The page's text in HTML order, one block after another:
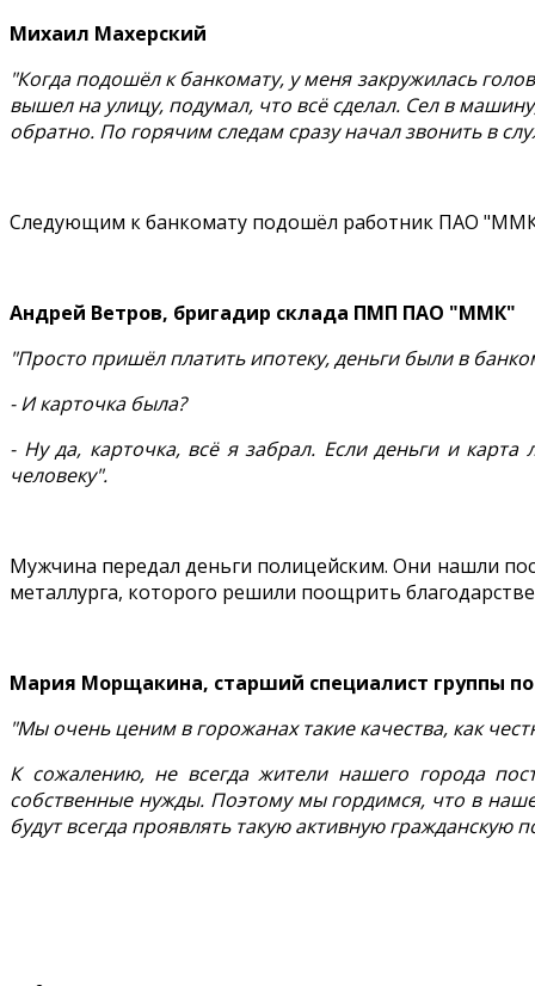
Михаил Махерский
"Когда подошёл к банкомату, у меня закружилась
вышел на улицу, подумал, что всё сделал. Сел в
обратно. По горячим следам сразу начал звонить в
Следующим к банкомату подошёл работник ПАО
Андрей Ветров, бригадир склада ПМП ПАО "ММК"
"Просто пришёл платить ипотеку, деньги были в
- И карточка была?
- Ну да, карточка, всё я забрал. Если деньги и
человеку".
Мужчина передал деньги полицейским. Они нашли
металлурга, которого решили поощрить
Мария Морщакина, старший специалист группы
"Мы очень ценим в горожанах такие качества, как
К сожалению, не всегда жители нашего города
собственные нужды. Поэтому мы гордимся, что в
будут всегда проявлять такую активную гражданскую